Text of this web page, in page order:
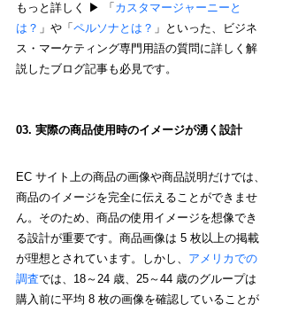
もっと詳しく ▶︎ 「 カスタマージャーニーと
は？ 」や「 ペルソナとは？ 」といった、ビジネ
ス・マーケティング専門用語の質問に詳しく解
説したブログ記事も必見です。
03. 実際の商品使用時のイメージが湧く設計
EC サイト上の商品の画像や商品説明だけでは、
商品のイメージを完全に伝えることができませ
ん。そのため、商品の使用イメージを想像でき
る設計が重要です。商品画像は 5 枚以上の掲載
が理想とされています。しかし、 アメリカでの
調査では、18～24 歳、25～44 歳のグループは
購入前に平均 8 枚の画像を確認していることが